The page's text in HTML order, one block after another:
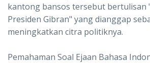
kantong bansos tersebut bertulisan
Presiden Gibran" yang dianggap
meningkatkan citra politiknya.
Pemahaman Soal Ejaan Bahasa